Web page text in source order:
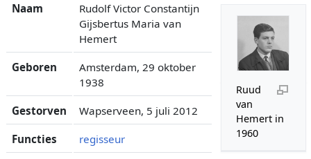
Ruud
van
Hemert in
1960
Naam
Rudolf Victor Constantijn
Gijsbertus Maria van
Hemert
Geboren
Amsterdam, 29 oktober
1938
Gestorven Wapserveen, 5 juli 2012
Functies regisseur